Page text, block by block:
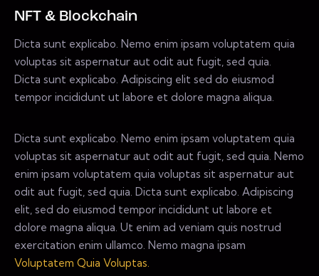
NFT & Blockchain
Dicta sunt explicabo. Nemo enim ipsam voluptatem quia
voluptas sit aspernatur aut odit aut fugit, sed quia.
Dicta sunt explicabo. Adipiscing elit sed do eiusmod
tempor incididunt ut labore et dolore magna aliqua.
Dicta sunt explicabo. Nemo enim ipsam voluptatem quia
voluptas sit aspernatur aut odit aut fugit, sed quia. Nemo
enim ipsam voluptatem quia voluptas sit aspernatur aut
odit aut fugit, sed quia. Dicta sunt explicabo. Adipiscing
elit, sed do eiusmod tempor incididunt ut labore et
dolore magna aliqua. Ut enim ad veniam quis nostrud
exercitation enim ullamco. Nemo magna ipsam
Voluptatem Quia Voluptas.